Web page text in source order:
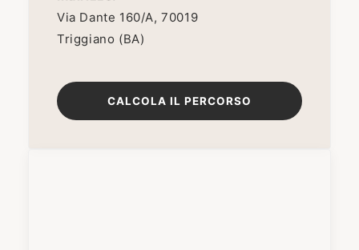
Via Dante 160/A, 70019
Triggiano (BA)
CALCOLA IL PERCORSO